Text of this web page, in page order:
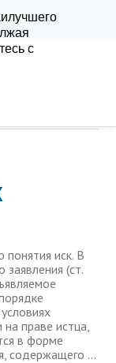
понятия иск. В
заявления (ст.
праве истца,
в форме
содержащего …
с